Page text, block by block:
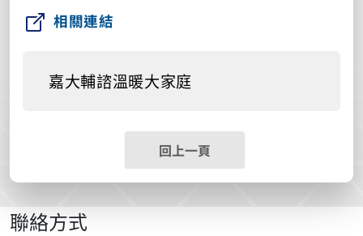
相關連結
嘉大輔諮溫暖大家庭
回上一頁
聯絡方式